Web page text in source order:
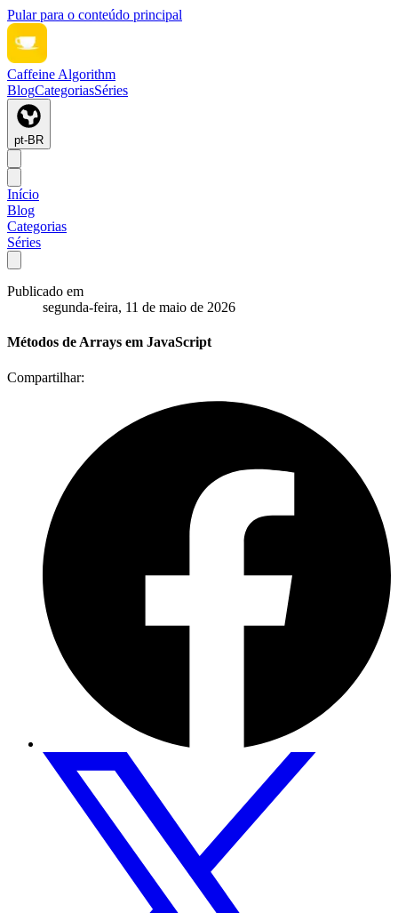
Pular para o conteúdo principal
Caffeine Algorithm
BlogCategoriasSéries
pt-BR
Início
Blog
Categorias
Séries
Publicado em
segunda-feira, 11 de maio de 2026
Métodos de Arrays em JavaScript
Compartilhar: